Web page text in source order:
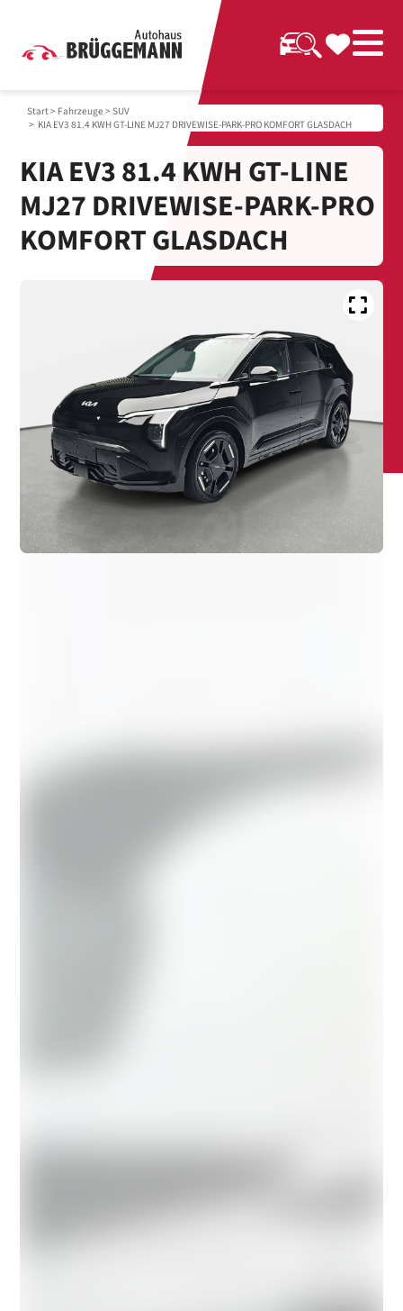
Start> Fahrzeuge > SUV
> KIA EV3 81.4 KWH GT-LINE MJ27 DRIVEWISE-PARK-PRO KOMFORT GLASDACH
KIA EV3 81.4 KWH GT-LINE
MJ27 DRIVEWISE-PARK-PRO
KOMFORT GLASDACH